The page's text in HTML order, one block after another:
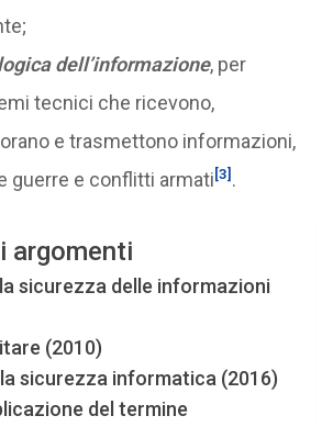
dell’informazione, per
tecnici che ricevono,
e trasmettono informazioni,
guerre e conflitti armati[3] .
argomenti
sicurezza delle informazioni
(2010)
sicurezza informatica (2016)
del termine